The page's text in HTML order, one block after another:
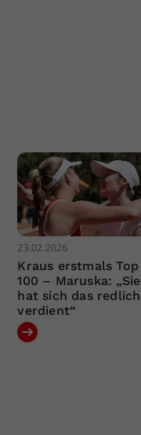
23.02.2026
Kraus erstmals Top
100 – Maruska: „Sie
hat sich das redlich
verdient“